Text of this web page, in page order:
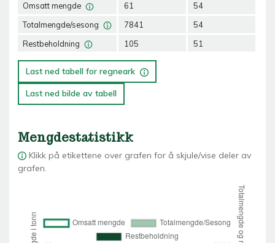
Omsatt mengde
Totalmengde/sesong
Restbeholdning
61
7841
105
54
54
51
Last ned tabell for regneark
Last ned bilde av tabell
Mengdestatistikk
Klikk på etikettene over grafen for å skjule/vise deler av
grafen.